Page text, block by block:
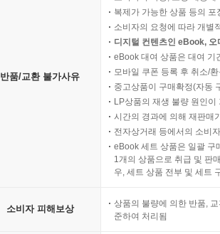
반품/교환 불가사유
복제가 가능한 상품 등의
소비자의 요청에 따라 개별
디지털 컨텐츠인 eBook,
eBook 대여 상품은 대여 기
모바일 쿠폰 등록 후 취소/
중고상품이 구매확정(자동
LP상품의 재생 불량 원인
시간의 경과에 의해 재판매
전자상거래 등에서의 소비
eBook 세트 상품은 일괄 구
1개의 상품으로 취급 및 판
우, 세트 상품 전부 및 세트
소비자 피해보상
상품의 불량에 의한 반품,
준하여 처리됨